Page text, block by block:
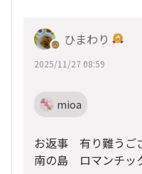
ひまわり
2025/11/27 08:59
mioa
お返事 有り難うご
南の島 ロマンチッ